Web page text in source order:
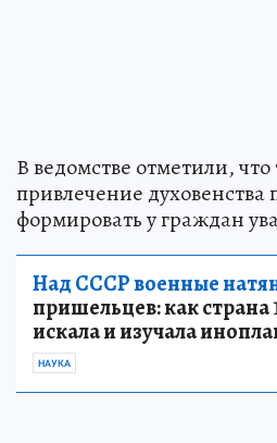
В ведомстве отметили,
привлечение духовенства
формировать у граждан
Над СССР военные
пришельцев: как страна
искала и изучала
НАУКА